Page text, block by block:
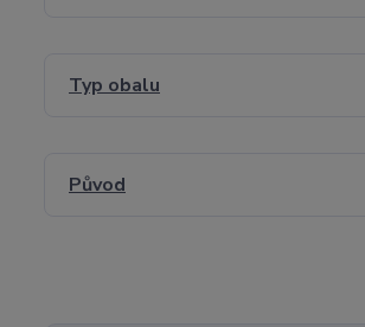
Typ obalu
Původ